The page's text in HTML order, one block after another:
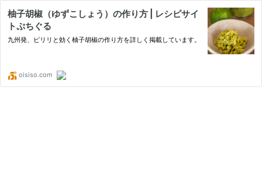
柚子胡椒（ゆずこしょう）の作り方 | レシピサイ
トぷちぐる
九州発、ピリリと効く柚子胡椒の作り方を詳しく掲載しています。
oisiso.com